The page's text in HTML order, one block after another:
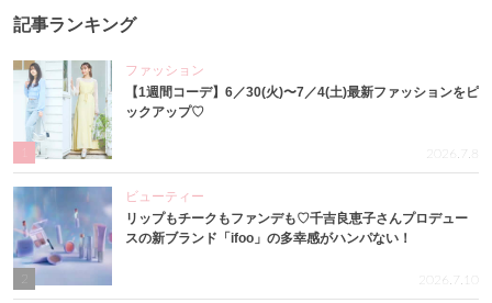
記事ランキング
ファッション
【1週間コーデ】6／30(火)〜7／4(土)最新ファッションをピ
ックアップ♡
2026.7.8
ビューティー
リップもチークもファンデも♡千吉良恵子さんプロデュー
スの新ブランド「ifoo」の多幸感がハンパない！
2026.7.10